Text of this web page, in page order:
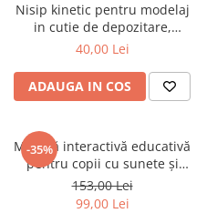
Nisip kinetic pentru modelaj
in cutie de depozitare,
multiple culori
40,00 Lei
ADAUGA IN COS
-35%
Măsuță interactivă educativă
pentru copii cu sunete și
activități multifuncționale
153,00 Lei
99,00 Lei